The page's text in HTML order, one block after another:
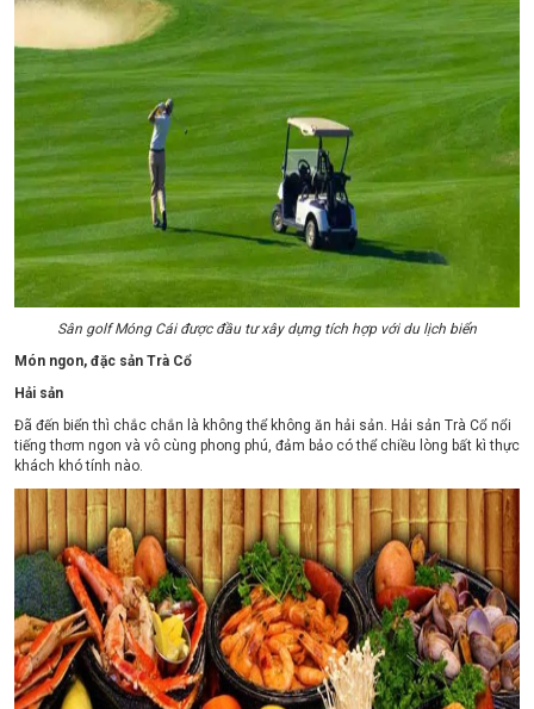
Sân golf Móng Cái được đầu tư xây dựng tích hợp với du lịch biển
Món ngon, đặc sản Trà Cổ
Hải sản
Đã đến biển thì chắc chắn là không thể không ăn hải sản. Hải sản Trà Cổ nổi
tiếng thơm ngon và vô cùng phong phú, đảm bảo có thể chiều lòng bất kì thực
khách khó tính nào.